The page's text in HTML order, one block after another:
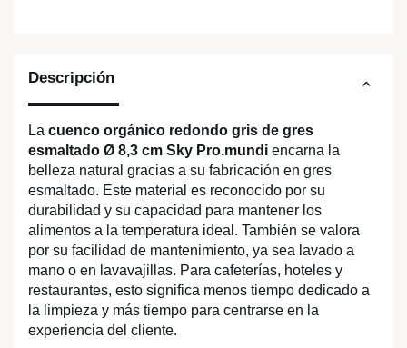
Descripción
La cuenco orgánico redondo gris de gres
esmaltado Ø 8,3 cm Sky Pro.mundi encarna la
belleza natural gracias a su fabricación en gres
esmaltado. Este material es reconocido por su
durabilidad y su capacidad para mantener los
alimentos a la temperatura ideal. También se valora
por su facilidad de mantenimiento, ya sea lavado a
mano o en lavavajillas. Para cafeterías, hoteles y
restaurantes, esto significa menos tiempo dedicado a
la limpieza y más tiempo para centrarse en la
experiencia del cliente.